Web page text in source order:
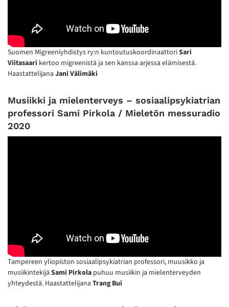
Suomen Migreeniyhdistys ry:n kuntoutuskoordinaattoriSari
Viitasaari kertoo migreenistä ja sen kanssa arjessa elämisestä.
Haastattelijana Jani Välimäki
Musiikki ja mielenterveys – sosiaalipsykiatrian
professori Sami Pirkola / Mieletön messuradio
2020
Tampereen yliopiston sosiaalipsykiatrian professori, muusikko ja
musiikintekijä Sami Pirkola puhuu musiikin ja mielenterveyden
yhteydestä. Haastattelijana Trang Bui